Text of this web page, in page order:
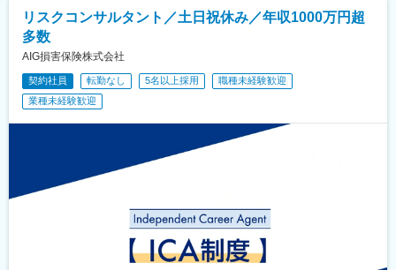
駅、旦過駅、市役所駅(長崎県)、水道町駅、加治屋町駅、旭橋駅、
大通駅、千代台駅、青葉通一番町駅、麻布十番駅、富山駅、福井
駅、清輝橋駅、県庁前駅(広島県)、高松駅(香川県)、はりまや橋
駅、松山市駅、天神駅、小倉駅(福岡県)、めがね橋駅、通町筋駅、
甲東中学校前駅、美栄橋駅
リスクコンサルタント／土日祝休み／年収1000万円超
多数
AIG損害保険株式会社
契約社員 転勤なし 5名以上採用
職種未経験歓迎
業種未経験歓迎